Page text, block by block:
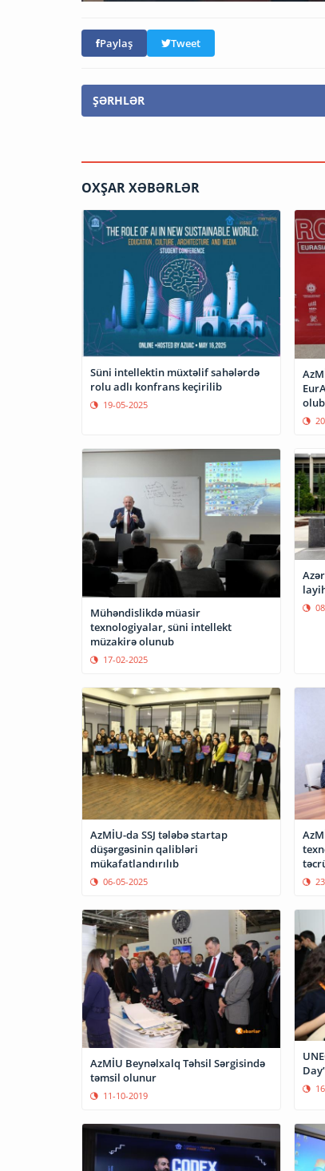
Paylaş Tweet
ŞƏRHLƏR
OXŞAR XƏBƏRLƏR
Süni intellektin müxtəlif sahələrdə
rolu adlı konfrans keçirilib
19-05-2025
olub
Mühəndislikdə müasir
texnologiyalar, süni intellekt
müzakirə olunub
17-02-2025
AzMİU-da SSJ tələbə startap
düşərgəsinin qalibləri
mükafatlandırılıb
06-05-2025
AzMİU Beynəlxalq Təhsil Sərgisində
təmsil olunur
11-10-2019